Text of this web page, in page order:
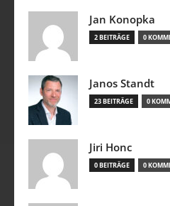
Jan Konopka
2 BEITRÄGE 0
Janos Standt
23 BEITRÄGE 0
Jiri Honc
0 BEITRÄGE 0